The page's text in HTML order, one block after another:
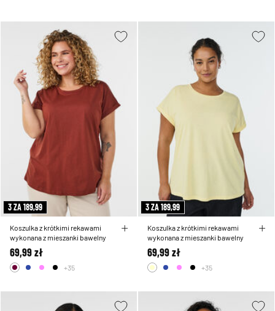
3 ZA 189,99
Koszulka z krótkimi rekawami
wykonana z mieszanki bawelny
69,99 zł
+35
3 ZA 189,99
Koszulka z krótkimi rekawami
wykonana z mieszanki bawelny
69,99 zł
+35